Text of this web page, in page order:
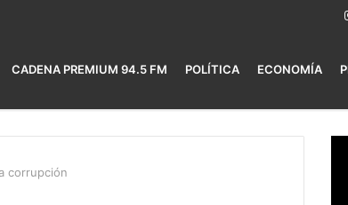
CADENA PREMIUM 94.5 FM POLÍTICA ECONOMÍA
corrupción